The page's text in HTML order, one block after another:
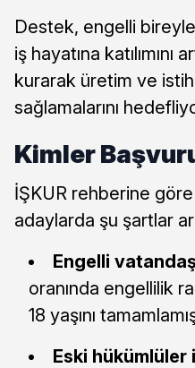
Destek, engelli
iş hayatına katılımını
kurarak üretim ve
sağlamalarını
Kimler
İŞKUR rehberine
adaylarda şu şartlar
Engelli
oranında engellilik
18 yaşını
Eski hükümlüler